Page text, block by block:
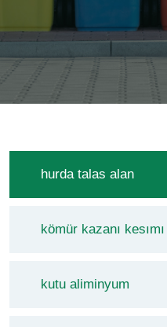
hurda talas alan
kömür kazanı
kutu aliminyum